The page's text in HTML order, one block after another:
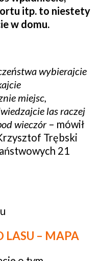
itp. to niestety
w domu.
wybierajcie
miejsc,
las raczej
wieczór– mówił
Trębski
21
LASU – MAPA